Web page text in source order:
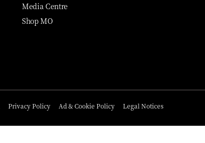
Media Centre
Shop MO
Privacy Policy Ad & Cookie Policy Legal Notices